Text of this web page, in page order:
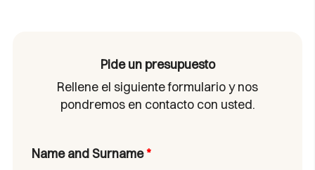
Pide un presupuesto
Rellene el siguiente formulario y nos
pondremos en contacto con usted.
Name and Surname*